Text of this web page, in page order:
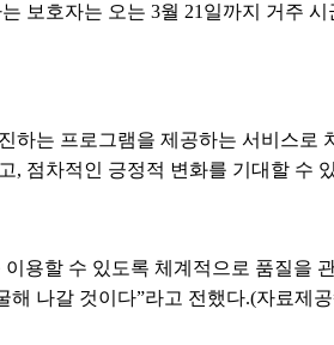
보호자는 오는 3월 21일까지 거주
하는 프로그램을 제공하는 서비스로
, 점차적인 긍정적 변화를 기대할 수
용할 수 있도록 체계적으로 품질을
나갈 것이다”라고 전했다.(자료제